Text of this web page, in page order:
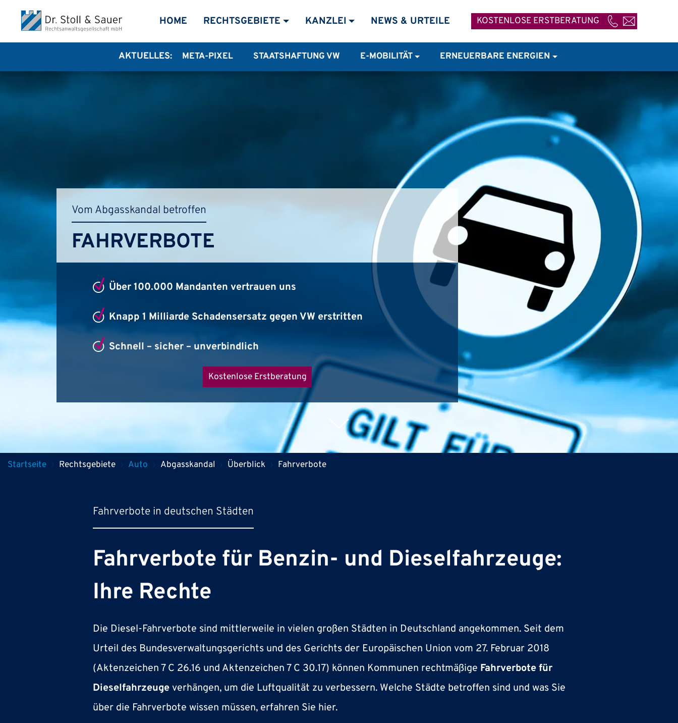
Direkt zum Inhalt
MEGA-MENÜ
HOME RECHTSGEBIETE KANZLEI NEWS & URTEILE KOSTENLOSE ERSTBERATUNG 07821 / 92 37 68
AKTUELLES: META-PIXEL STAATSHAFTUNG VW E-MOBILITÄT ERNEUERBARE ENERGIEN
Vom Abgasskandal betroffen
FAHRVERBOTE
Über 100.000 Mandanten vertrauen uns
Knapp 1 Milliarde Schadensersatz gegen VW erstritten
Schnell – sicher – unverbindlich
Kostenlose Erstberatung
Weiter
Pfadnavigation
Startseite Rechtsgebiete Auto Abgasskandal Überblick Fahrverbote
Fahrverbote in deutschen Städten
Fahrverbote für Benzin- und Dieselfahrzeuge:
Ihre Rechte
Die Diesel-Fahrverbote sind mittlerweile in vielen großen Städten in Deutschland angekommen. Seit dem
Urteil des Bundesverwaltungsgerichts und des Gerichts der Europäischen Union vom 27. Februar 2018
(Aktenzeichen 7 C 26.16 und Aktenzeichen 7 C 30.17) können Kommunen rechtmäßige Fahrverbote für
Dieselfahrzeugeverhängen, um die Luftqualität zu verbessern. Welche Städte betroffen sind und was Sie
über die Fahrverbote wissen müssen, erfahren Sie hier.